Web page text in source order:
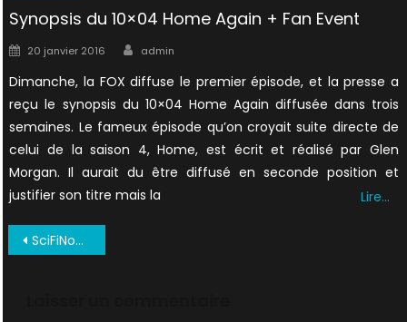
Synopsis du 10×04 Home Again + Fan Event
Posted
20 janvier 2016 Author
admin
Dimanche, la FOX diffuse le premier épisode, et la presse a
reçu le synopsis du 10×04 Home Again diffusée dans trois
semaines. Le fameux épisode qu’on croyait suite directe de
celui de la saison 4, Home, est écrit et réalisé par Glen
Morgan. Il aurait du être diffusé en seconde position et
justifier son titre mais la
Lire…
Navigation
SciFiNow.115.2016.True.PDF 0022